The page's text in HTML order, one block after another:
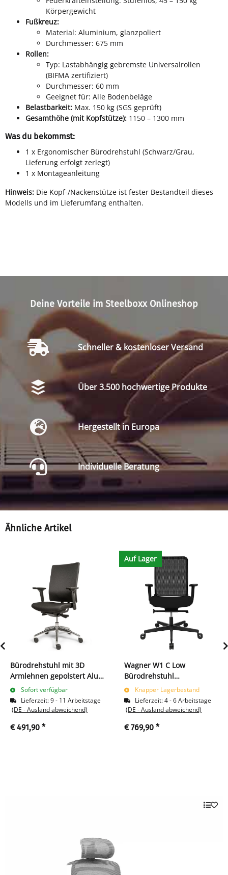
Körpergewicht
Fußkreuz:
Material: Aluminium, glanzpoliert
Durchmesser: 675 mm
Rollen:
Typ: Lastabhängig gebremste Universalrollen
(BIFMA zertifiziert)
Durchmesser: 60 mm
Geeignet für: Alle Bodenbeläge
Belastbarkeit: Max. 150 kg (SGS geprüft)
Gesamthöhe (mit Kopfstütze): 1150 – 1300 mm
Was du bekommst:
1 x Ergonomischer Bürodrehstuhl (Schwarz/Grau,
Lieferung erfolgt zerlegt)
1 x Montageanleitung
Hinweis: Die Kopf-/Nackenstütze ist fester Bestandteil dieses
Modells und im Lieferumfang enthalten.
Deine Vorteile im Steelboxx Onlineshop
Schneller & kostenloser Versand
Über 3.500 hochwertige Produkte
Hergestellt in Europa
Individuelle Beratung
Ähnliche Artikel
Bürodrehstuhl mit 3D
Armlehnen gepolstert Alu
Fußkreuz schwarz 210425
Sofort verfügbar
Lieferzeit:9 - 11 Arbeitstage
(DE - Ausland abweichend)
€ 491,90 *
Auf Lager
Wagner W1 C Low
Bürodrehstuhl
Arbeitsdrehstuhl schwarz
216780
Knapper Lagerbestand
Lieferzeit:4 - 6 Arbeitstage
(DE - Ausland abweichend)
€ 769,90 *